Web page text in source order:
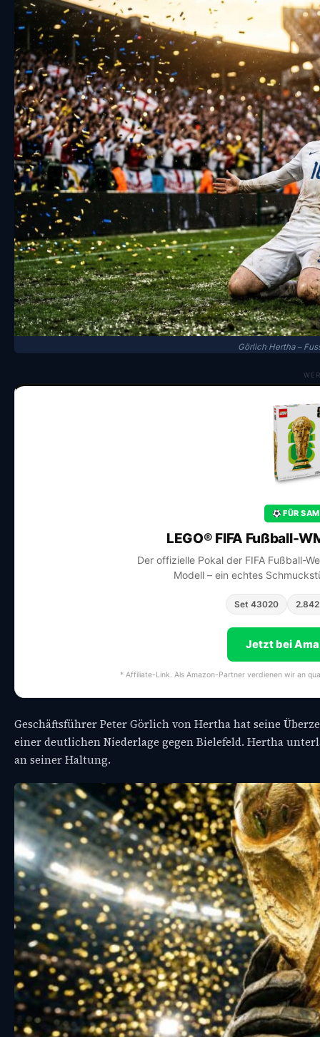
Görlich Hertha –
FÜR
LEGO® FIFA Fußball-
Der offizielle Pokal der FIFA Fußball-
Modell – ein echtes
Set 43020
Jetzt bei
* Affiliate-Link. Als Amazon-Partner verdienen wir an
Geschäftsführer Peter Görlich von Hertha hat seine
einer deutlichen Niederlage gegen Bielefeld. Hertha
an seiner Haltung.